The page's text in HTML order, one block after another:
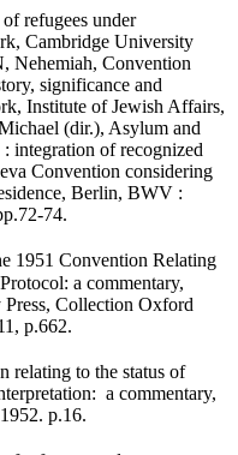
refugees under
Cambridge University
Nehemiah, Convention
significance and
Institute of Jewish Affairs,
(dir.), Asylum and
integration of recognized
Convention considering
Berlin, BWV :
74.
1951 Convention Relating
a commentary,
Collection Oxford
p.662.
relating to the status of
a commentary,
p.16.